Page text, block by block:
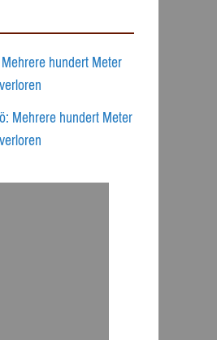
hundert Meter
Mehrere hundert Meter